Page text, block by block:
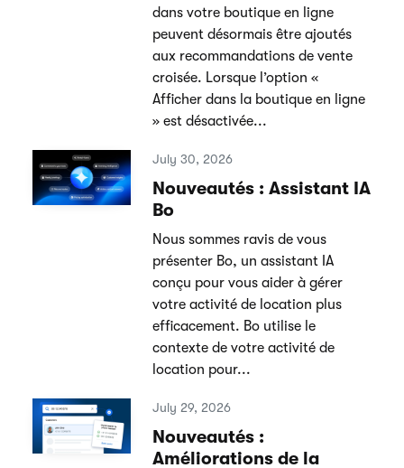
dans votre boutique en ligne
peuvent désormais être ajoutés
aux recommandations de vente
croisée. Lorsque l’option «
Afficher dans la boutique en ligne
» est désactivée...
July 30, 2026
Nouveautés : Assistant IA
Bo
Nous sommes ravis de vous
présenter Bo, un assistant IA
conçu pour vous aider à gérer
votre activité de location plus
efficacement. Bo utilise le
contexte de votre activité de
location pour...
July 29, 2026
Nouveautés :
Améliorations de la